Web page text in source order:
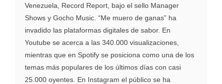
Venezuela, Record Report, bajo el sello Manager
Shows y Gocho Music. “Me muero de ganas” ha
invadido las plataformas digitales de sabor. En
Youtube se acerca a las 340.000 visualizaciones,
mientras que en Spotify se posiciona como una de los
temas más populares de los últimos días con casi
25.000 oyentes. En Instagram el público se ha